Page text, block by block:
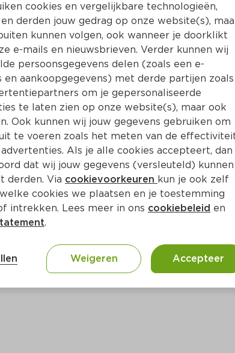
Per Spuitbus 300 ml  (per liter €27.97)
8.39
Toevoegen
cookies en vergelijkbare technologieën,
derden jouw gedrag op onze website(s),
kunnen volgen, ook wanneer je doorklikt
e-mails en nieuwsbrieven. Verder kunnen wij
persoonsgegevens delen (zoals een e-
en aankoopgegevens) met derde partijen zoals
om je gepersonaliseerde
te laten zien op onze website(s), maar ook
Ook kunnen wij jouw gegevens gebruiken om
te voeren zoals het meten van de
Als je alle cookies accepteert, dan
dat wij jouw gegevens (versleuteld) kunnen
derden. Via cookievoorkeuren kun je ook zelf
cookies we plaatsen en je toestemming
intrekken. Lees meer in ons cookiebeleid en
.
Weigeren Accepteer